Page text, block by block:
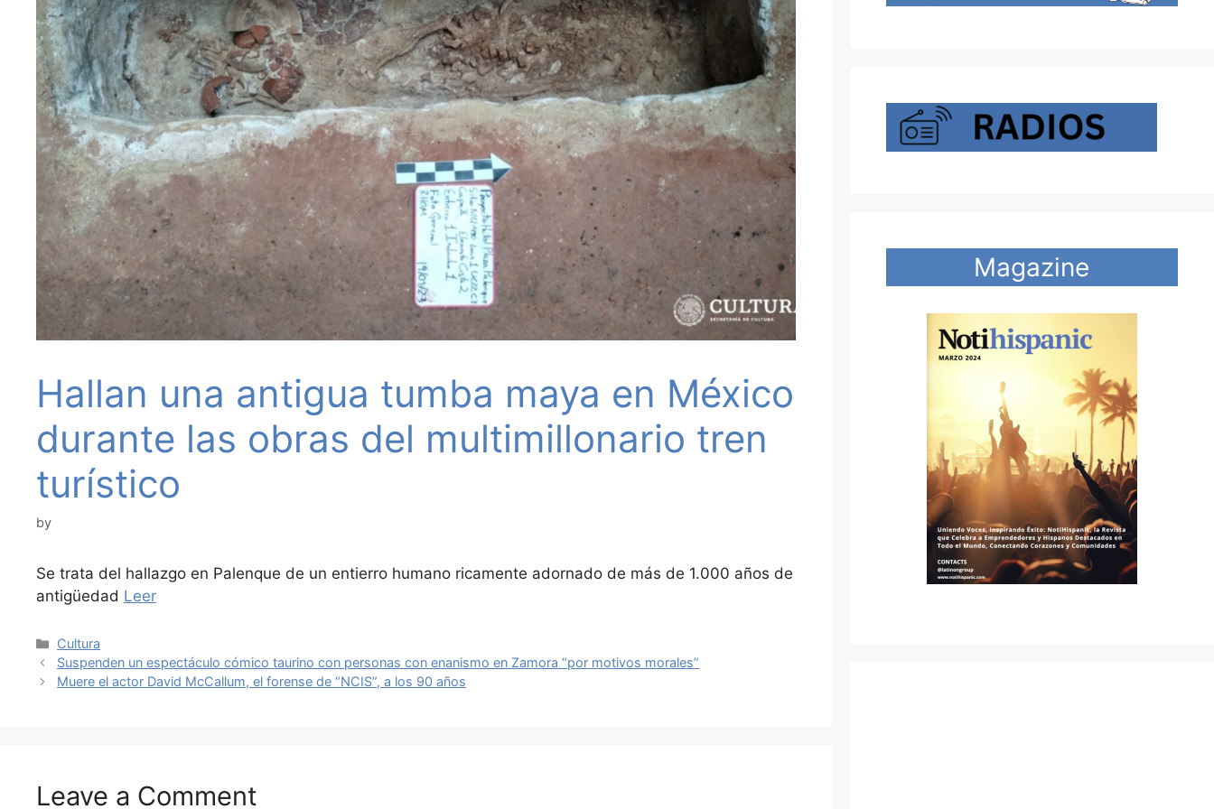
Hallan una antigua tumba maya en México
durante las obras del multimillonario tren
turístico
by
Se trata del hallazgo en Palenque de un entierro humano ricamente adornado de más de 1.000 años de
antigüedad Leer
Categories
Cultura
Suspenden un espectáculo cómico taurino con personas con enanismo en Zamora “por motivos morales”
Muere el actor David McCallum, el forense de “NCIS”, a los 90 años
Leave a Comment
Magazine